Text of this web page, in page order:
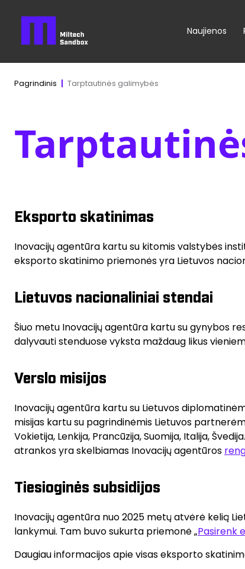
Naujienos
Pagrindinis Tarptautinės galimybės
Eksporto skatinimas
Inovacijų agentūra kartu su kitomis valstybės
eksporto skatinimo priemonės yra Lietuvos
Lietuvos nacionaliniai stendai
Šiuo metu Inovacijų agentūra kartu su gynybos
dalyvauti stenduose vyksta maždaug likus
Verslo misijos
Inovacijų agentūra kartu su Lietuvos
misijas kartu su pagrindinėmis Lietuvos
Vokietija, Lenkija, Prancūzija, Suomija, Italija,
atrankos yra skelbiamas Inovacijų agentūros
Tiesioginės subsidijos
Inovacijų agentūra nuo 2025 metų atvėrė kelią
lankymui. Tam buvo sukurta priemonė „Pasirenk
Daugiau informacijos apie visas eksporto